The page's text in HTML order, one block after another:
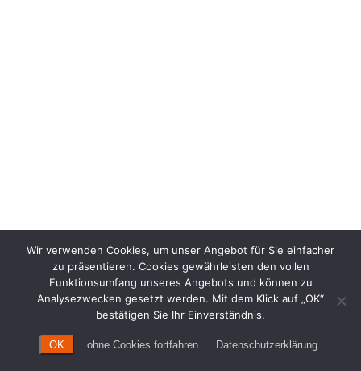
Wir verwenden Cookies, um unser Angebot für Sie einfacher
zu präsentieren. Cookies gewährleisten den vollen
Funktionsumfang unseres Angebots und können zu
Analysezwecken gesetzt werden. Mit dem Klick auf „OK“
bestätigen Sie Ihr Einverständnis.
OK ohne Cookies fortfahren Datenschutzerklärung